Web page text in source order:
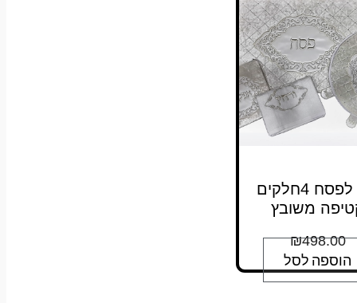
סט לפסח 4חלקים
משובץ
₪498.00
הוספה לסל